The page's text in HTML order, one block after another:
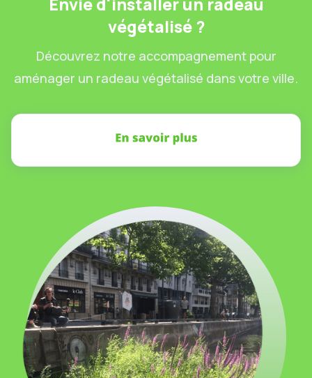
végétalisé ?
Découvrez notre accompagnement pour
aménager un radeau végétalisé dans votre ville.